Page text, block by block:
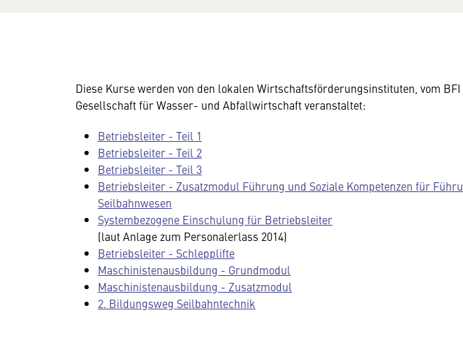
Diese Kurse werden von den lokalen Wirtschaftsförderungsinstituten, vom
Gesellschaft für Wasser- und Abfallwirtschaft veranstaltet:
Betriebsleiter - Teil 1
Betriebsleiter - Teil 2
Betriebsleiter - Teil 3
Betriebsleiter - Zusatzmodul Führung und Soziale Kompetenzen für
Seilbahnwesen
Systembezogene Einschulung für Betriebsleiter
(laut Anlage zum Personalerlass 2014)
Betriebsleiter - Schlepplifte
Maschinistenausbildung - Grundmodul
Maschinistenausbildung - Zusatzmodul
2. Bildungsweg Seilbahntechnik